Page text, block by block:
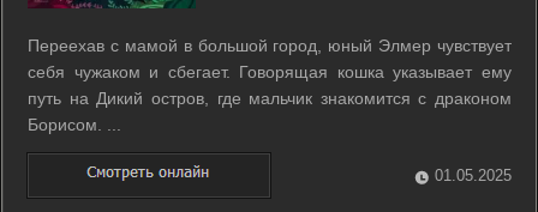
Переехав с мамой в большой город, юный Элмер чувствует
себя чужаком и сбегает. Говорящая кошка указывает ему
путь на Дикий остров, где мальчик знакомится с драконом
Борисом. ...
01.05.2025